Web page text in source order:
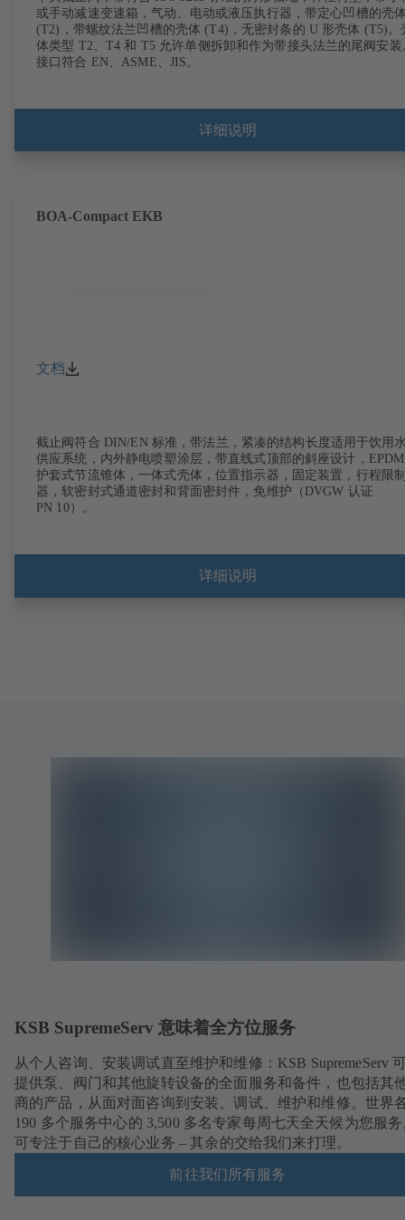
或手动减速变速箱，气动、电动或液压执行器，带定心凹槽的壳
(T2)，带螺纹法兰凹槽的壳体 (T4)，无密封条的 U 形壳体 (T5)。
体类型 T2、T4 和 T5 允许单侧拆卸和作为带接头法兰的尾阀安装
接口符合 EN、ASME、JIS。
详细说明
BOA-Compact EKB
文档
截止阀符合 DIN/EN 标准，带法兰，紧凑的结构长度适用于饮用
供应系统，内外静电喷塑涂层，带直线式顶部的斜座设计，EPDM
护套式节流锥体，一体式壳体，位置指示器，固定装置，行程限
器，软密封式通道密封和背面密封件，免维护（DVGW 认证
PN 10）。
详细说明
KSB SupremeServ 意味着全方位服务
从个人咨询、安装调试直至维护和维修：KSB SupremeServ
提供泵、阀门和其他旋转设备的全面服务和备件，也包括其
商的产品，从面对面咨询到安装、调试、维护和维修。世界
190 多个服务中心的 3,500 多名专家每周七天全天候为您服
可专注于自己的核心业务 – 其余的交给我们来打理。
前往我们所有服务